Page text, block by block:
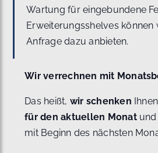
Wartung für eingebundene
Erweiterungsshelves
Anfrage dazu anbieten.
Wir verrechnen mit
Das heißt, wir schenken
für den aktuellen Monat
mit Beginn des nächsten